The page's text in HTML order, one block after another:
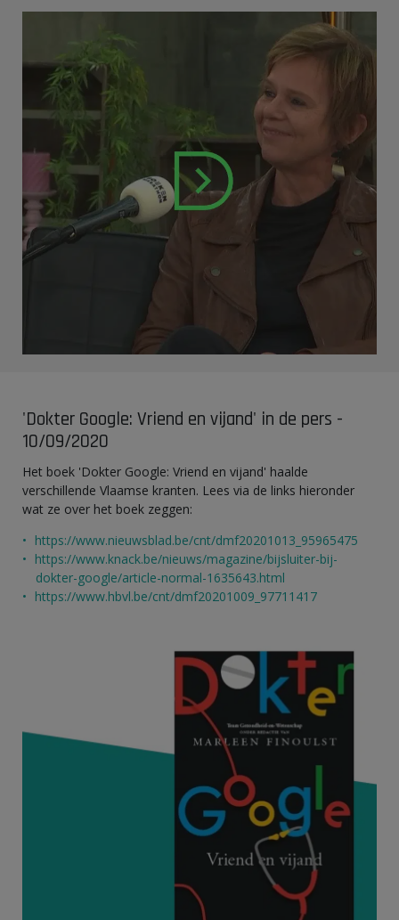
'Dokter Google: Vriend en vijand' in de pers -
10/09/2020
Het boek 'Dokter Google: Vriend en vijand' haalde
verschillende Vlaamse kranten. Lees via de links hieronder
wat ze over het boek zeggen:
https://www.nieuwsblad.be/cnt/dmf20201013_95965475
https://www.knack.be/nieuws/magazine/bijsluiter-bij-
dokter-google/article-normal-1635643.html
https://www.hbvl.be/cnt/dmf20201009_97711417